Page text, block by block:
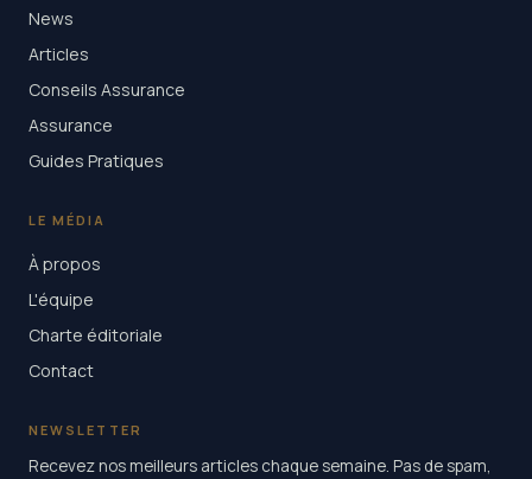
News
Articles
Conseils Assurance
Assurance
Guides Pratiques
LE MÉDIA
À propos
L'équipe
Charte éditoriale
Contact
NEWSLETTER
Recevez nos meilleurs articles chaque semaine. Pas de spam,